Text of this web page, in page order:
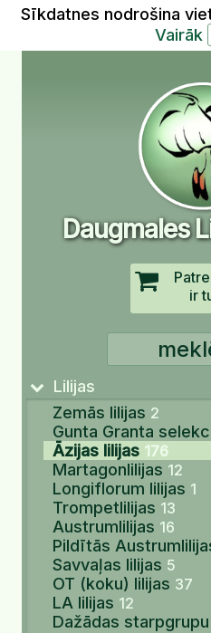
Sīkdatnes nodrošina
Vairāk
Daugmales
ir
Lilijas
Zemās lilijas 2
Gunta Granta
Āzijas lilijas 176
Martagonlilijas 12
Longiflorum lilijas 1
Trompetlilijas 13
Austrumlilijas 16
Pildītās
Savvaļas lilijas 5
OT (koku) lilijas 37
LA lilijas 12
Dažādas